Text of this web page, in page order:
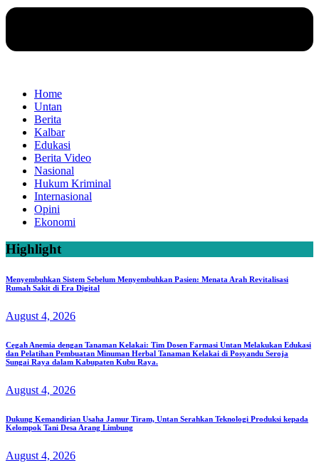
Home
Untan
Berita
Kalbar
Edukasi
Berita Video
Nasional
Hukum Kriminal
Internasional
Opini
Ekonomi
Highlight
Menyembuhkan Sistem Sebelum Menyembuhkan Pasien: Menata Arah Revitalisasi
Rumah Sakit di Era Digital
August 4, 2026
Cegah Anemia dengan Tanaman Kelakai: Tim Dosen Farmasi Untan Melakukan Edukasi
dan Pelatihan Pembuatan Minuman Herbal Tanaman Kelakai di Posyandu Seroja
Sungai Raya dalam Kabupaten Kubu Raya.
August 4, 2026
Dukung Kemandirian Usaha Jamur Tiram, Untan Serahkan Teknologi Produksi kepada
Kelompok Tani Desa Arang Limbung
August 4, 2026